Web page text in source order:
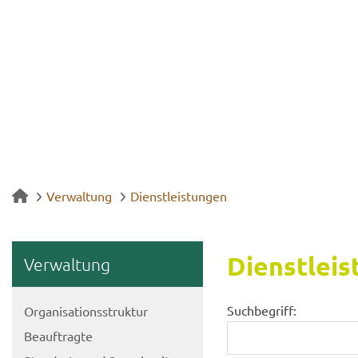
Verwaltung Dienstleistungen
Ver­wal­tung
Or­ga­ni­sa­ti­ons­struk­tur
Be­auf­trag­te
Suchbegriff: